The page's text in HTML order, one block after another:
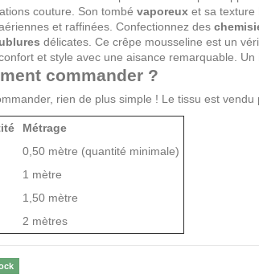
couture. Son tombé vaporeuxet sa texture
et raffinées. Confectionnez des
délicates. Ce crêpe mousseline est un
et style avec une aisance remarquable.
commander ?
rien de plus simple ! Le tissu est
Métrage
0,50 mètre (quantité minimale)
1 mètre
1,50 mètre
2 mètres